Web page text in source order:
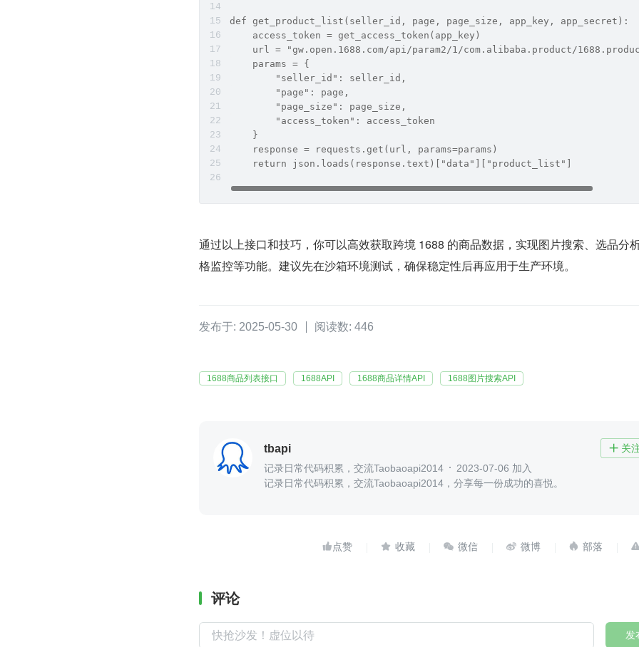
def get_product_list(seller_id, page, page_size, app_key, app_secret):
    access_token = get_access_token(app_key)
url = "gw.open.1688.com/api/param2/1/com.alibaba.product/
    params = {
        "seller_id": seller_id,
        "page": page,
        "page_size": page_size,
        "access_token": access_token
    }
    response = requests.get(url, params=params)
    return json.loads(response.text)["data"]["product_list"]
通过以上接口和技巧，你可以高效获取跨境 1688 的商品数据，实现图片搜索、选品分
格监控等功能。建议先在沙箱环境测试，确保稳定性后再应用于生产环境。
发布于: 2025-05-30 阅读数: 446
1688商品列表接口 1688API 1688商品详情API 1688图片搜索API
tbapi  关
记录日常代码积累，交流Taobaoapi2014
2023-07-06 加入
记录日常代码积累，交流Taobaoapi2014，分享每一份成功的喜悦。
    
评论
发